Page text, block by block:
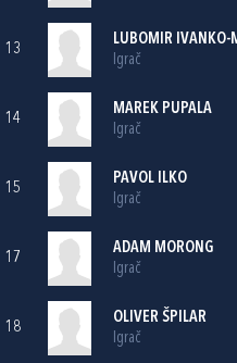
13
LUBOMIR IVANKO-
Igrač
14
MAREK PUPALA
Igrač
15
PAVOL ILKO
Igrač
17
ADAM MORONG
Igrač
18
OLIVER ŠPILAR
Igrač